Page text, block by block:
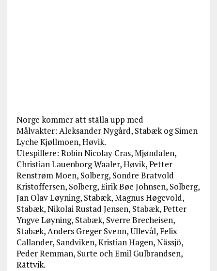
Norge kommer att ställa upp med
Målvakter: Aleksander Nygård, Stabæk og Simen
Lyche Kjøllmoen, Høvik.
Utespillere: Robin Nicolay Cras, Mjøndalen,
Christian Lauenborg Waaler, Høvik, Petter
Renstrøm Moen, Solberg, Sondre Bratvold
Kristoffersen, Solberg, Eirik Bøe Johnsen, Solberg,
Jan Olav Løyning, Stabæk, Magnus Høgevold,
Stabæk, Nikolai Rustad Jensen, Stabæk, Petter
Yngve Løyning, Stabæk, Sverre Brecheisen,
Stabæk, Anders Greger Svenn, Ullevål, Felix
Callander, Sandviken, Kristian Hagen, Nässjö,
Peder Remman, Surte och Emil Gulbrandsen,
Rättvik.